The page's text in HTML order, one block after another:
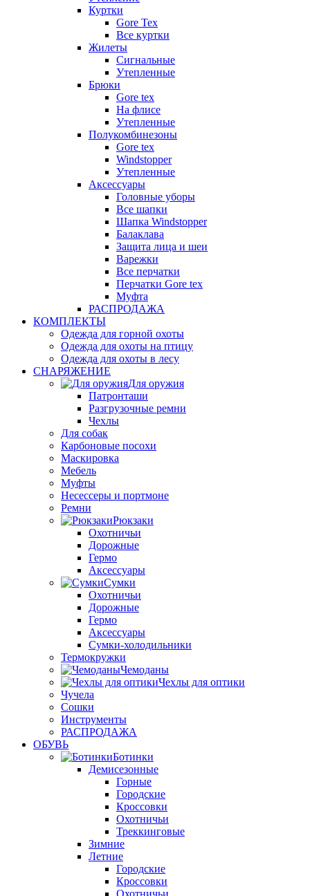
Куртки
Gore Tex
Все куртки
Жилеты
Сигнальные
Утепленные
Брюки
Gore tex
На флисе
Утепленные
Полукомбинезоны
Gore tex
Windstopper
Утепленные
Аксессуары
Головные уборы
Все шапки
Шапка Windstopper
Балаклава
Защита лица и шеи
Варежки
Все перчатки
Перчатки Gore tex
Муфта
РАСПРОДАЖА
КОМПЛЕКТЫ
Одежда для горной охоты
Одежда для охоты на птицу
Одежда для охоты в лесу
СНАРЯЖЕНИЕ
Для оружия
Патронташи
Разгрузочные ремни
Чехлы
Для собак
Карбоновые посохи
Маскировка
Мебель
Муфты
Несессеры и портмоне
Ремни
Рюкзаки
Охотничьи
Дорожные
Гермо
Аксессуары
Сумки
Охотничьи
Дорожные
Гермо
Аксессуары
Сумки-холодильники
Термокружки
Чемоданы
Чехлы для оптики
Чучела
Сошки
Инструменты
РАСПРОДАЖА
ОБУВЬ
Ботинки
Демисезонные
Горные
Городские
Кроссовки
Охотничьи
Треккинговые
Зимние
Летние
Городские
Кроссовки
Охотничьи